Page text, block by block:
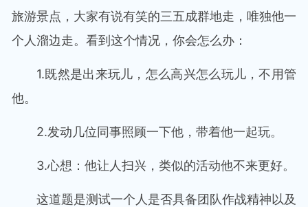
旅游景点，大家有说有笑的三五成群地走，唯独他一
个人溜边走。看到这个情况，你会怎么办：
1.既然是出来玩儿，怎么高兴怎么玩儿，不用管
他。
2.发动几位同事照顾一下他，带着他一起玩。
3.心想：他让人扫兴，类似的活动他不来更好。
这道题是测试一个人是否具备团队作战精神以及